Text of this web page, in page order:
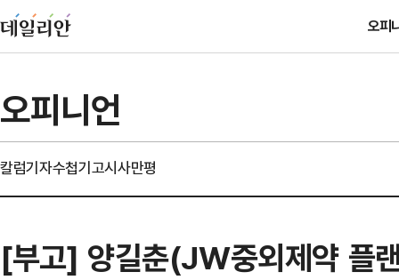
오피
오피니언
칼럼기자수첩기고시사만평
[부고] 양길춘(JW중외제약 플